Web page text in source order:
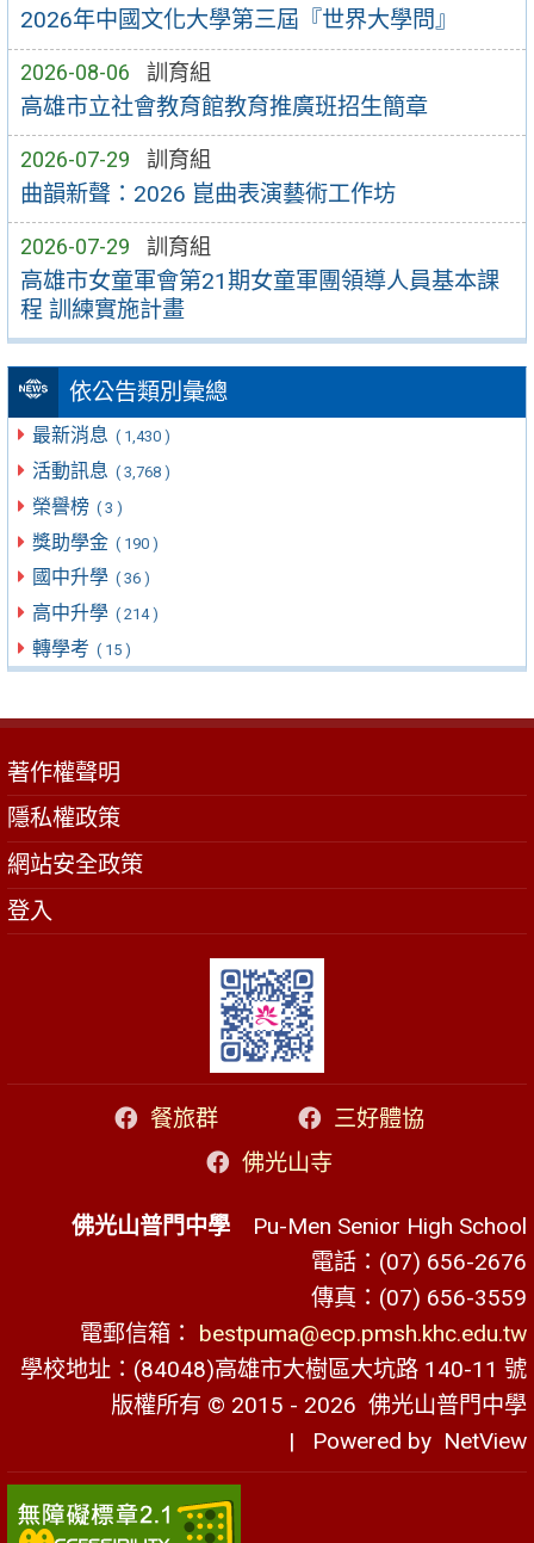
2026年中國文化大學第三屆『世界大學問』
2026-08-06 訓育組
高雄市立社會教育館教育推廣班招生簡章
2026-07-29 訓育組
曲韻新聲：2026 崑曲表演藝術工作坊
2026-07-29 訓育組
高雄市女童軍會第21期女童軍團領導人員基本課
程 訓練實施計畫
依公告類別彙總
最新消息 ( 1,430 )
活動訊息 ( 3,768 )
榮譽榜 ( 3 )
獎助學金 ( 190 )
國中升學 ( 36 )
高中升學 ( 214 )
轉學考 ( 15 )
著作權聲明
隱私權政策
網站安全政策
登入
餐旅群
三好體協
佛光山寺
佛光山普門中學 Pu-Men Senior High School
電話：(07) 656-2676
傳真：(07) 656-3559
電郵信箱： bestpuma@ecp.pmsh.khc.edu.tw
學校地址：(84048)高雄市大樹區大坑路 140-11 號
版權所有 © 2015 - 2026 佛光山普門中學
| Powered by NetView